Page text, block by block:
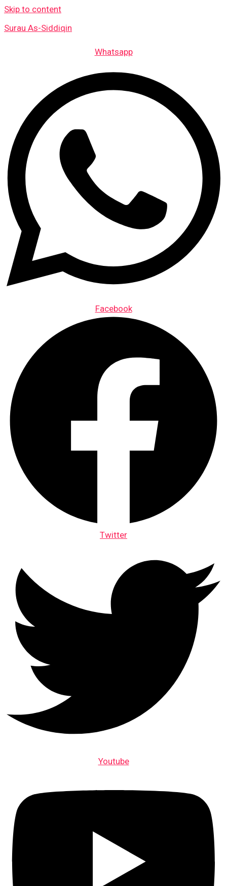
Skip to content
Surau As-Siddiqin
Whatsapp
Facebook
Twitter
Youtube